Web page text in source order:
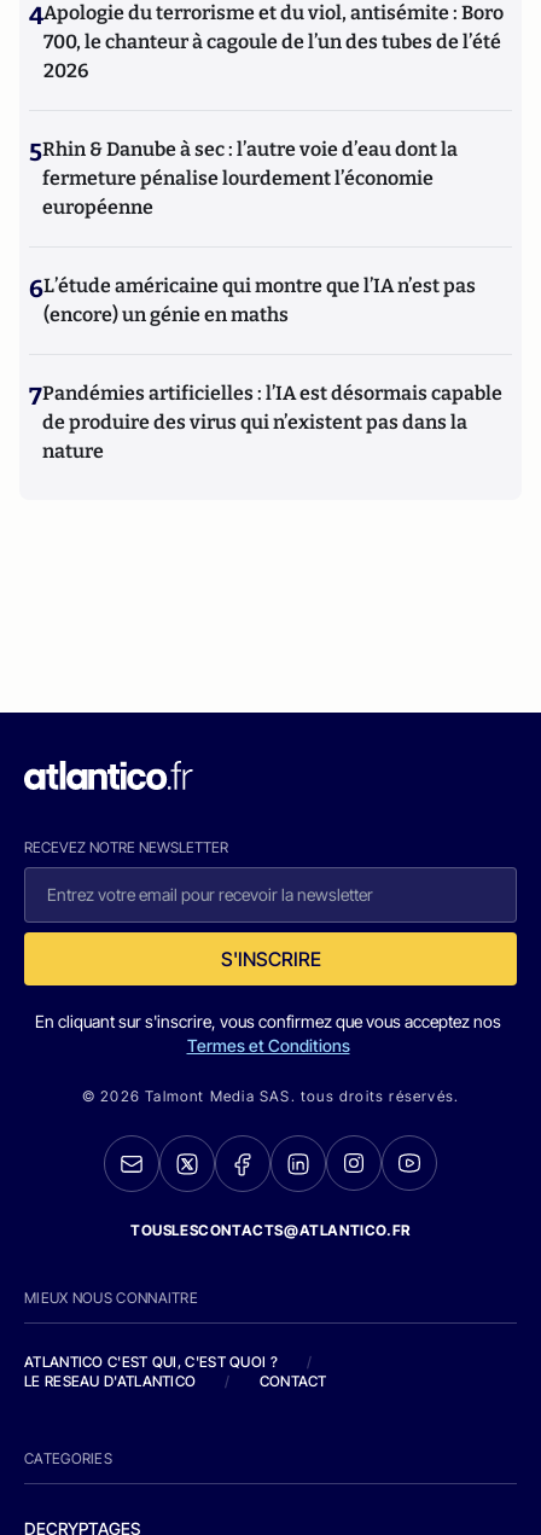
4Apologie du terrorisme et du viol, antisémite : Boro
700, le chanteur à cagoule de l’un des tubes de l’été
2026
5Rhin & Danube à sec : l’autre voie d’eau dont la
fermeture pénalise lourdement l’économie
européenne
6L’étude américaine qui montre que l’IA n’est pas
(encore) un génie en maths
7Pandémies artificielles : l’IA est désormais capable
de produire des virus qui n’existent pas dans la
nature
RECEVEZ NOTRE NEWSLETTER
S'INSCRIRE
En cliquant sur s'inscrire, vous confirmez que vous acceptez nos
Termes et Conditions
© 2026 Talmont Media SAS. tous droits réservés.
TOUSLESCONTACTS@ATLANTICO.FR
MIEUX NOUS CONNAITRE
ATLANTICO C'EST QUI, C'EST QUOI ?
/
LE RESEAU D'ATLANTICO
/ CONTACT
CATEGORIES
DECRYPTAGES